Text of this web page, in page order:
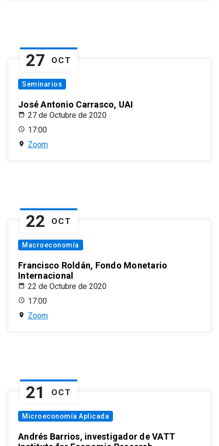
27 OCT
Seminarios
José Antonio Carrasco, UAI
27 de Octubre de 2020
17:00
Zoom
22 OCT
Macroeconomía
Francisco Roldán, Fondo Monetario
Internacional
22 de Octubre de 2020
17:00
Zoom
21 OCT
Microeconomía Aplicada
Andrés Barrios, investigador de VATT